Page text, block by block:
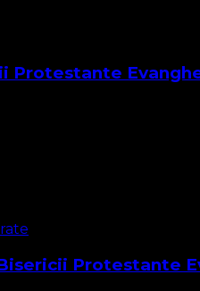
Protestante
Protestante